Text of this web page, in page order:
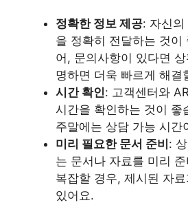
정확한 정보 제공: 자신의
을 정확히 전달하는 것이
어, 문의사항이 있다면
명하면 더욱 빠르게 해결
시간 확인: 고객센터와
시간을 확인하는 것이 좋
주말에는 상담 가능 시간
미리 필요한 문서 준비:
는 문서나 자료를 미리
복잡할 경우, 제시된 자
있어요.